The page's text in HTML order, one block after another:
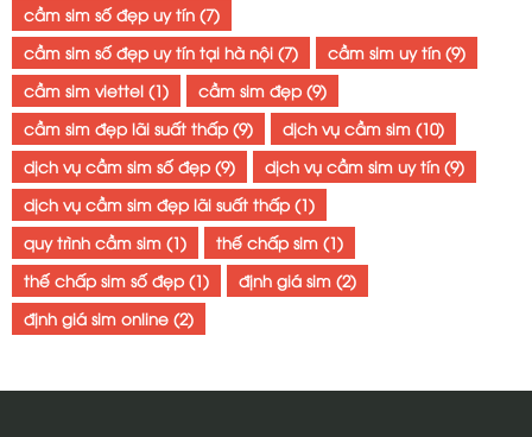
cầm sim số đẹp uy tín (7)
cầm sim số đẹp uy tín tại hà nội (7) cầm sim uy tín (9)
cầm sim viettel (1) cầm sim đẹp (9)
cầm sim đẹp lãi suất thấp (9) dịch vụ cầm sim (10)
dịch vụ cầm sim số đẹp (9) dịch vụ cầm sim uy tín (9)
dịch vụ cầm sim đẹp lãi suất thấp (1)
quy trình cầm sim (1) thế chấp sim (1)
thế chấp sim số đẹp (1) định giá sim (2)
định giá sim online (2)